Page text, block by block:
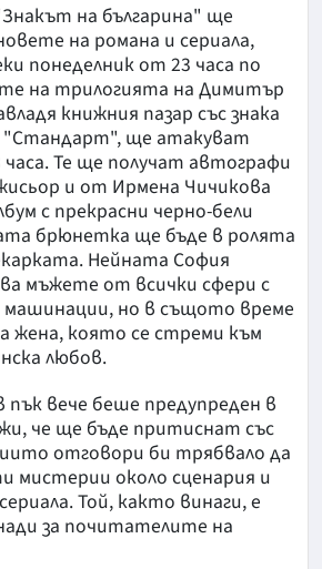
на българина" ще
на романа и сериала,
понеделник от 23 часа по
на трилогията на Димитър
книжния пазар със знака
"Стандарт", ще атакуват
Те ще получат автографи
и от Ирмена Чичикова
с прекрасни черно-бели
брюнетка ще бъде в ролята
Нейната София
мъжете от всички сфери с
машинации, но в същото време
жена, която се стреми към
любов.
вече беше предупреден в
че ще бъде притиснат със
отговори би трябвало да
мистерии около сценария и
Той, както винаги, е
за почитателите на